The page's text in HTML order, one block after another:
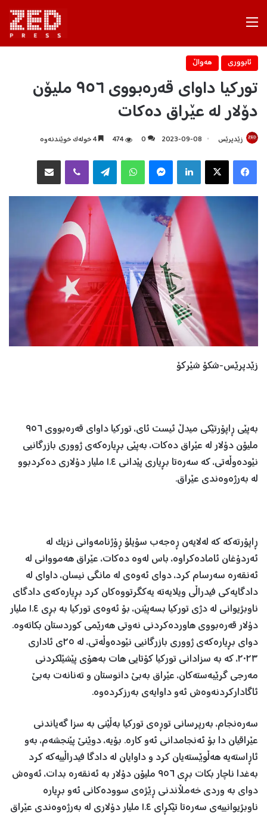
ئابووری هه‌واڵ
تورکیا داوای قەرەبووی ٩٥٦ ملیۆن
دۆلار لە عێراق دەکات
زێدپرێس 2023-09-08
0
474 4 خولەک خوێندنەوە
X
Telegram
زێدپرێس-شکۆ شێرکۆ
بەپێی ڕاپۆرتێکی میدڵ ئیست ئای، تورکیا داوای قەرەبووی ٩٥٦
ملیۆن دۆلار لە عێراق دەکات، بەپێی بڕیارەکەی ژووری بازرگانیی
نێودەوڵەتی، کە سەرەتا بڕیاری پێدانی ١.٤ ملیار دۆلاری دەکردبوو
لە بەرژەوەندی عێراق.
ڕاپۆرتەکە کە لەلایەن ڕەجەب سۆیلۆ ڕۆژنامەوانی نزیک لە
ئەردۆغان ئامادەکراوە، باس لەوە دەکات، عێراق هەمووانی لە
ئەنقەرە سەرسام کرد، دوای ئەوەی لە مانگی نیسان، داوای لە
دادگایەکی فیدراڵی ویلایەتە یەکگرتووەکان کرد بڕیارەکەی دادگای
ناوبژیوانی لە دژی تورکیا بسەپێنن، بۆ ئەوەی تورکیا بە بڕی ١.٤ ملیار
دۆلار قەرەبووی هاوردەکردنی نەوتی هەرێمی کوردستان بکاتەوە.
دوای بڕیارەکەی ژووری بازرگانیی نێودەوڵەتی، لە ٢٥ی ئاداری
٢٠٢٣، کە بە سزادانی تورکیا کۆتایی هات بەهۆی پێشێلکردنی
مەرجی گرێبەستەکان، عێراق بەبێ دانوستان و تەنانەت بەبێ
ئاگادارکردنەوەش ئەو داوایەی بەرزکردەوە.
سەرەنجام، بەرپرسانی توڕەی تورکیا بەڵێنی بە سزا گەیاندنی
عێراقیان دا بۆ ئەنجامدانی ئەو کارە. بۆیە، دوێنێ پێنجشەم، بەو
ئاڕاستەیە هەڵوێستەیان کرد و داوایان لە دادگا فیدراڵییەکە کرد
بەغدا ناچار بکات بڕی ٩٥٦ ملیۆن دۆلار بە ئەنقەرە بدات، ئەوەش
دوای بە وردی خەمڵاندنی ڕێژەی سوودەکانی ئەو بڕیارە
ناوبژیوانییەی سەرەتا تێکڕای ١.٤ ملیار دۆلاری لە بەرژەوەندی عێراق